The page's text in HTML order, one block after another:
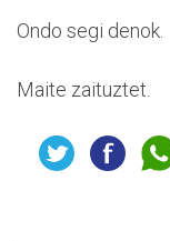
Ondo segi denok.
Maite zaituztet.